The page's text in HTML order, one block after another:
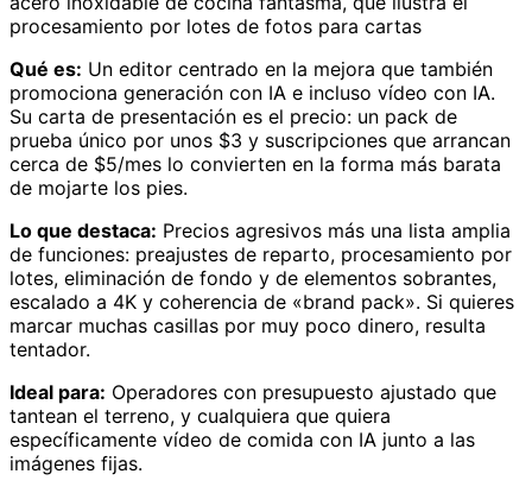
procesamiento por lotes de fotos para cartas
Qué es: Un editor centrado en la mejora que también
promociona generación con IA e incluso vídeo con IA.
Su carta de presentación es el precio: un pack de
prueba único por unos $3 y suscripciones que arrancan
cerca de $5/mes lo convierten en la forma más barata
de mojarte los pies.
Lo que destaca: Precios agresivos más una lista amplia
de funciones: preajustes de reparto, procesamiento por
lotes, eliminación de fondo y de elementos sobrantes,
escalado a 4K y coherencia de «brand pack». Si quieres
marcar muchas casillas por muy poco dinero, resulta
tentador.
Ideal para: Operadores con presupuesto ajustado que
tantean el terreno, y cualquiera que quiera
específicamente vídeo de comida con IA junto a las
imágenes fijas.